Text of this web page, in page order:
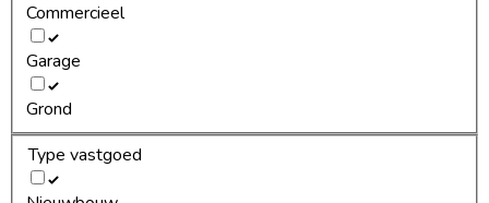
Commercieel
Garage
Grond
Type vastgoed